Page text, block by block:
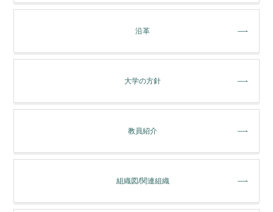
沿革
大学の方針
教員紹介
組織図/関連組織